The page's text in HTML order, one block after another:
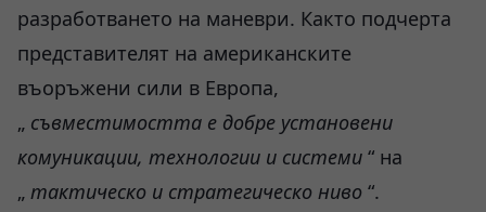
разработването на маневри. Както подчерта
представителят на американските
въоръжени сили в Европа,
„ съвместимостта е добре установени
комуникации, технологии и системи “ на
„ тактическо и стратегическо ниво “.